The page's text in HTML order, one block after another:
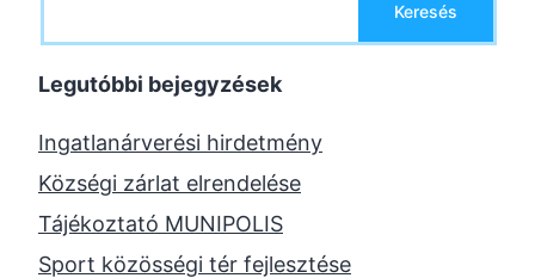
Keresés
Legutóbbi bejegyzések
Ingatlanárverési hirdetmény
Községi zárlat elrendelése
Tájékoztató MUNIPOLIS
Sport közösségi tér fejlesztése